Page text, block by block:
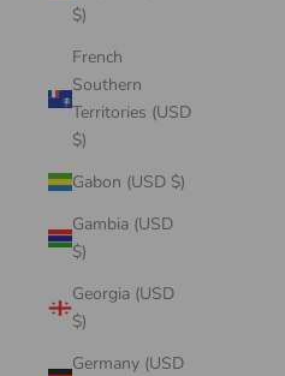
$)
French
Southern
Territories (USD
$)
Gabon (USD $)
Gambia (USD
$)
Georgia (USD
$)
Germany (USD